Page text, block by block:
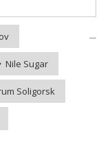
Nile Sugar
Soligorsk